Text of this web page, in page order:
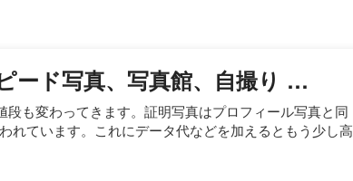
ード写真、写真館、自撮り …
も変わってきます。証明写真はプロフィール写真と同
れています。これにデータ代などを加えるともう少し高